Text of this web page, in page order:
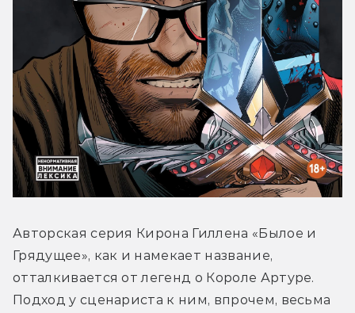
Авторская серия Кирона Гиллена «Былое и
Грядущее», как и намекает название,
отталкивается от легенд о Короле Артуре.
Подход у сценариста к ним, впрочем, весьма